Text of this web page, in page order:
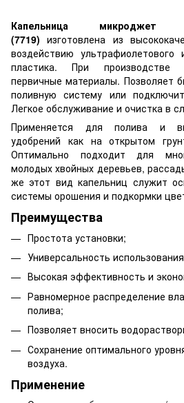
Капельница микроджет
(7719)изготовлена из
воздействию ультрафиолетового
пластика. При производстве
первичные материалы. Позволяет
поливную систему или
Легкое обслуживание и очистка в
Применяется для полива и
удобрений как на открытом
Оптимально подходит для
молодых хвойных деревьев,
же этот вид капельниц служит
системы орошения и подкормки
Преимущества
Простота установки;
Универсальность
Высокая эффективность и
Равномерное распределение
полива;
Позволяет вносить
Сохранение оптимального
воздуха.
Применение